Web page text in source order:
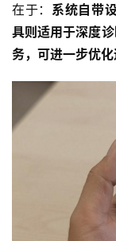
在于： 系统自带
具则适用于深度
务，可进一步优化